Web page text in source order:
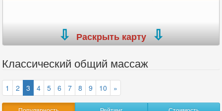
Раскрыть карту
Классический общий массаж
1 2 3 4 5 6 7 8 9 10 »